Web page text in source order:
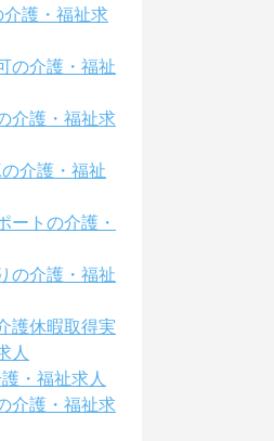
護・福祉求
の介護・福祉
介護・福祉求
介護・福祉
ートの介護・
の介護・福祉
護休暇取得実
人
・福祉求人
介護・福祉求